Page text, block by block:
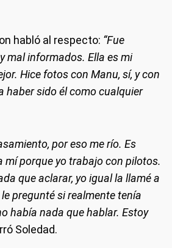
habló al respecto: “Fue
mal informados. Ella es mi
Hice fotos con Manu, sí, y con
haber sido él como cualquier
por eso me río. Es
mí porque yo trabajo con pilotos.
que aclarar, yo igual la llamé a
pregunté si realmente tenía
había nada que hablar. Estoy
Soledad.